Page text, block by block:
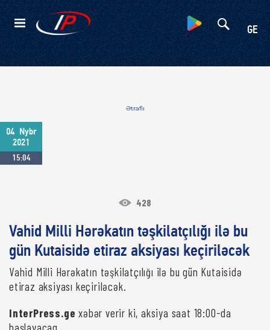
GE
Kateqoriyalar
Ətraflı
04
Nybr
2021
15:04
428
Vahid Milli Hərəkatın təşkilatçılığı ilə bu
gün Kutaisidə etiraz aksiyası keçiriləcək
Vahid Milli Hərəkatın təşkilatçılığı ilə bu gün Kutaisidə
etiraz aksiyası keçiriləcək.
InterPress.ge xəbər verir ki, aksiya saat 18:00-da